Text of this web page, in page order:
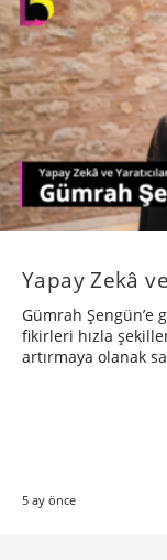
Yapay Zekâ
Gümrah Şengün’e
fikirleri hızla
artırmaya olanak
5 ay önce